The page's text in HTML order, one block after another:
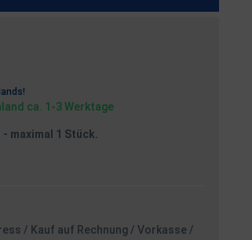
ca. 1-3 Werktage
- maximal 1 Stück.
/ Kauf auf Rechnung / Vorkasse /